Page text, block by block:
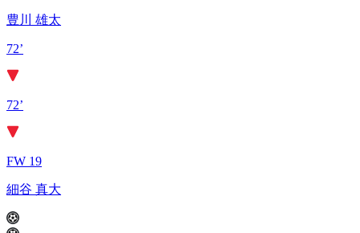
豊川 雄太
72’
72’
FW 19
細谷 真大